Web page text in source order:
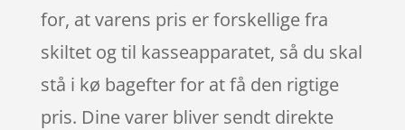
for, at varens pris er forskellige fra
skiltet og til kasseapparatet, så du skal
stå i kø bagefter for at få den rigtige
pris. Dine varer bliver sendt direkte